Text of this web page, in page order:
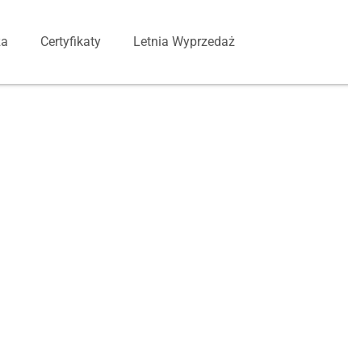
Certyfikaty Letnia Wyprzedaż